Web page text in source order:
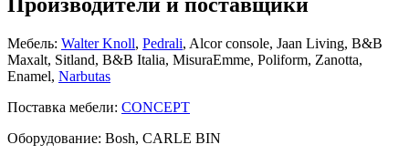
Производители и поставщики
Мебель: Walter Knoll, Pedrali, Alcor console, Jaan Living, B&B
Maxalt, Sitland, B&B Italia, MisuraEmme, Poliform, Zanotta,
Enamel, Narbutas
Поставка мебели: CONCEPT
Оборудование: Bosh, CARLE BIN